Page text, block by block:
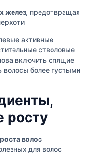
желез, предотвращая
активные
стволовые
включить спящие
волосы более густыми
росту
волос
для волос